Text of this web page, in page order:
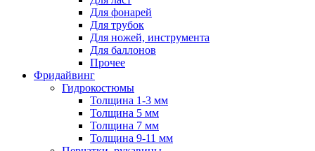
Для фонарей
Для трубок
Для ножей, инструмента
Для баллонов
Прочее
Фридайвинг
Гидрокостюмы
Толщина 1-3 мм
Толщина 5 мм
Толщина 7 мм
Толщина 9-11 мм